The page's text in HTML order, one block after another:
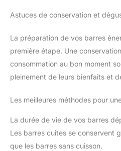
Astuces de conservation et
La préparation de vos barres
première étape. Une
consommation au bon moment
pleinement de leurs bienfaits et
Les meilleures méthodes pour
La durée de vie de vos barres
Les barres cuites se conservent
que les barres sans cuisson.